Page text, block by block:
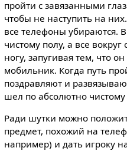
пройти с завязанными
чтобы не наступить на
все телефоны убираются.
чистому полу, а все
ногу, запугивая тем, что
мобильник. Когда путь
поздравляют и
шел по абсолютно чистому
Ради шутки можно
предмет, похожий на
например) и дать игроку